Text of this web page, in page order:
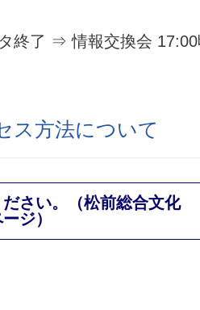
終了 ⇒ 情報交換会
ス方法について
さい。（松前総合文化
ジ）